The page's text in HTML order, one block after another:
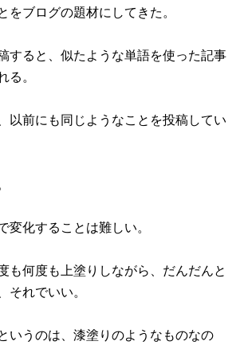
をブログの題材にしてきた。
すると、似たような単語を使った記事
る。
以前にも同じようなことを投稿してい
変化することは難しい。
も何度も上塗りしながら、だんだんと
それでいい。
いうのは、漆塗りのようなものなの